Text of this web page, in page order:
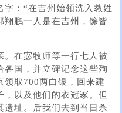
：“在吉州始领洗入教姓
翔鹏一人是在吉州，馀皆
。在宓牧师等一行七人被
各国，并立碑记念这些殉
领取700两白银，回来建
以及他们的衣冠冢。但
遗址。后我们去到当日杀